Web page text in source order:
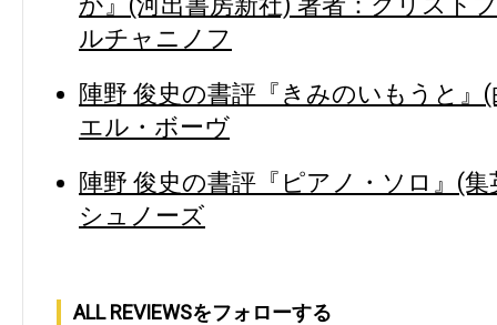
ルチャニノフ
陣野 俊史の書評『きみのいもうと』
エル・ボーヴ
陣野 俊史の書評『ピアノ・ソロ』(
シュノーズ
ALL REVIEWSをフォローする